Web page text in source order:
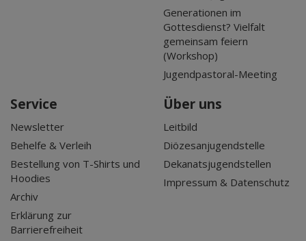
Generationen im
Gottesdienst? Vielfalt
gemeinsam feiern
(Workshop)
Jugendpastoral-Meeting
Service
Newsletter
Behelfe & Verleih
Bestellung von T-Shirts und
Hoodies
Archiv
Erklärung zur
Barrierefreiheit
Über uns
Leitbild
Diözesanjugendstelle
Dekanatsjugendstellen
Impressum & Datenschutz